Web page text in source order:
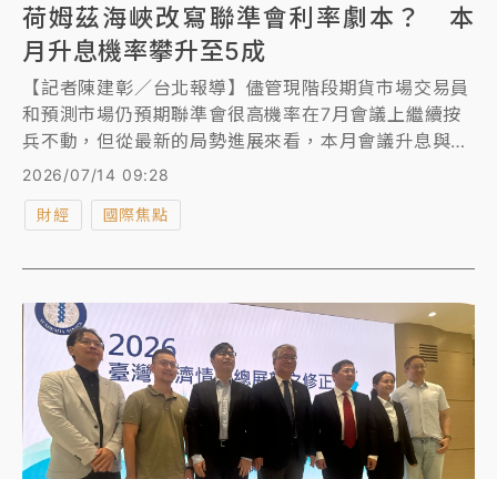
荷姆茲海峽改寫聯準會利率劇本？ 本
月升息機率攀升至5成
【記者陳建彰／台北報導】儘管現階段期貨市場交易員
和預測市場仍預期聯​​準會很高機率在7月會議上繼續按
兵不動，但從最新的局勢進展來看，本月會議升息與否
已變得極具懸念。
2026/07/14 09:28
財經 國際焦點